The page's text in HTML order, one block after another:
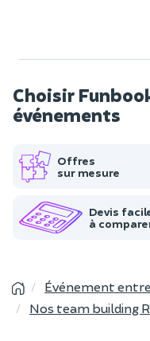
Choisir
événements
Offres
sur mesure
Devis
à
Événement
Nos team building